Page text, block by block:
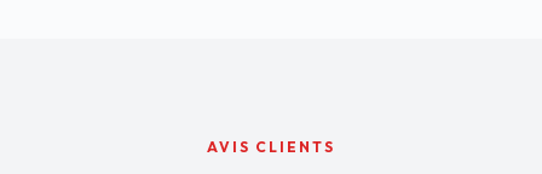
AVIS CLIENTS